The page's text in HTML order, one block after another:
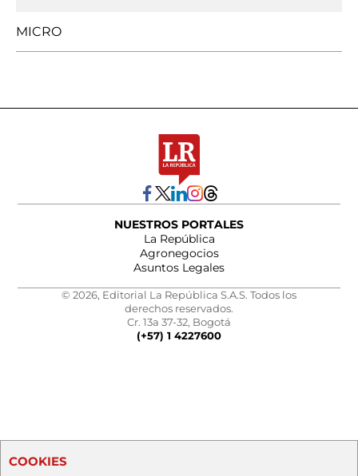
MICRO
NUESTROS PORTALES
La República
Agronegocios
Asuntos Legales
© 2026, Editorial La República S.A.S. Todos los
derechos reservados.
Cr. 13a 37-32, Bogotá
(+57) 1 4227600
COOKIES